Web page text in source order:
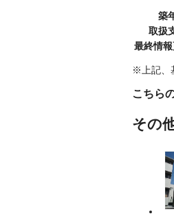
築
取扱
最終情報
※上記、
こちら
その